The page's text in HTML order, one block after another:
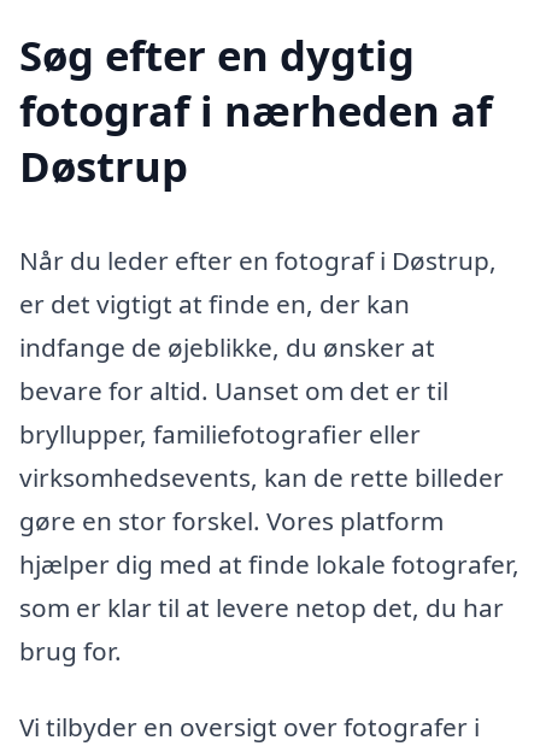
Søg efter en dygtig
fotograf i nærheden af
Døstrup
Når du leder efter en fotograf i Døstrup,
er det vigtigt at finde en, der kan
indfange de øjeblikke, du ønsker at
bevare for altid. Uanset om det er til
bryllupper, familiefotografier eller
virksomhedsevents, kan de rette billeder
gøre en stor forskel. Vores platform
hjælper dig med at finde lokale fotografer,
som er klar til at levere netop det, du har
brug for.
Vi tilbyder en oversigt over fotografer i